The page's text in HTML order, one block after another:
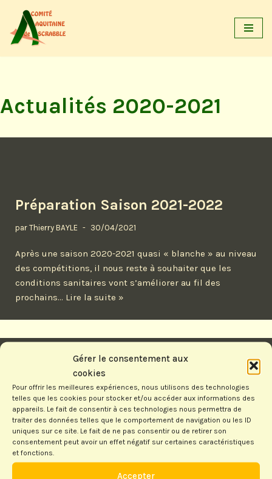
Gérer le consentement aux
cookies
Pour offrir les meilleures expériences, nous utilisons des technologies
telles que les cookies pour stocker et/ou accéder aux informations des
appareils. Le fait de consentir à ces technologies nous permettra de
traiter des données telles que le comportement de navigation ou les ID
uniques sur ce site. Le fait de ne pas consentir ou de retirer son
consentement peut avoir un effet négatif sur certaines caractéristiques
et fonctions.
Accepter
Aller
au
Actualités 2020-2021
Préparation Saison 2021-2022
par Thierry BAYLE 30/04/2021
Après une saison 2020-2021 quasi « blanche » au niveau
des compétitions, il nous reste à souhaiter que les
conditions sanitaires vont s’améliorer au fil des
prochains… Lire la suite »
SFS à Sare
par Françoise DUGA 08/10/2020
Une petite semaine de simultanés agréable malgré les